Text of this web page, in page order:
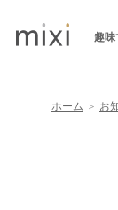
趣味
ホーム ＞ お